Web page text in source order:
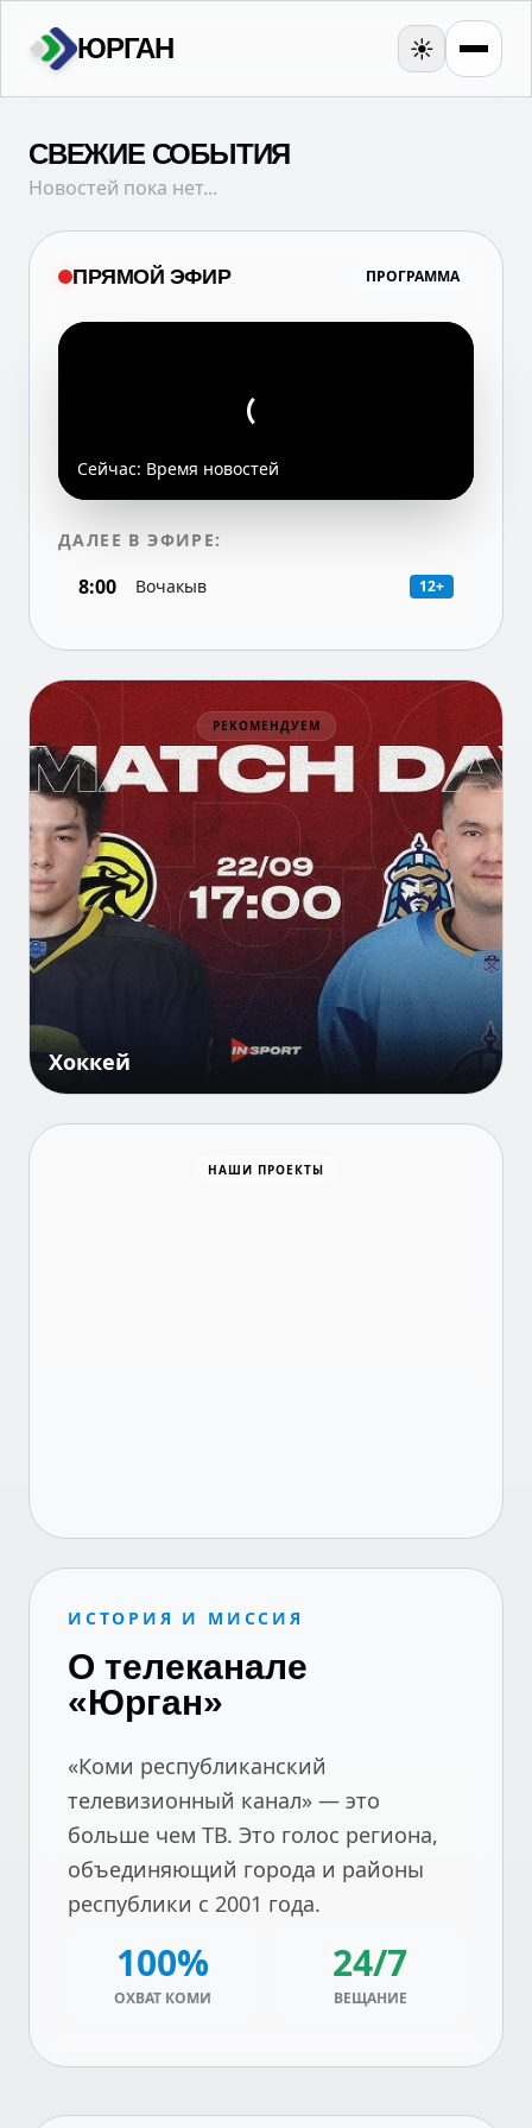
ЮРГАН ☀️
СВЕЖИЕ СОБЫТИЯ
Новостей пока нет...
ПРЯМОЙ ЭФИР ПРОГРАММА
Сейчас: Время новостей
ДАЛЕЕ В ЭФИРЕ:
8:00 Вочакыв 12+
РЕКОМЕНДУЕМ
Хоккей
НАШИ ПРОЕКТЫ
Все о занятости
ИСТОРИЯ И МИССИЯ
О телеканале
«Юрган»
«Коми республиканский
телевизионный канал» — это
больше чем ТВ. Это голос региона,
объединяющий города и районы
республики с 2001 года.
100%
ОХВАТ КОМИ
24/7
ВЕЩАНИЕ